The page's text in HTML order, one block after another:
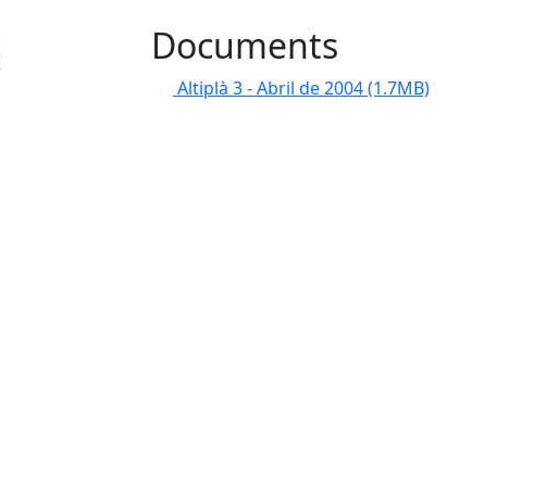
Documents
Altiplà 3 - Abril de 2004(1.7MB)